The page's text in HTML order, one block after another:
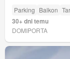
Parking Balkon
30+ dni temu
DOMIPORTA